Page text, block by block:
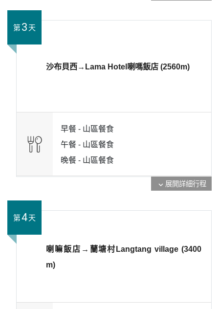
第3 天
沙布貝西→Lama Hotel喇嗎飯店 (2560m)
早餐 - 山區餐食
午餐 - 山區餐食
晚餐 - 山區餐食
expand_more 展開詳細行程
第4天
喇嘛飯店→蘭塘村Langtang village (3400
m)